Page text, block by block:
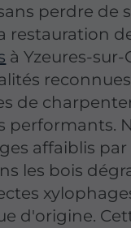
perdre de
restauration
à Yzeures-
de
performants.
affaiblis
les bois
d'origine.